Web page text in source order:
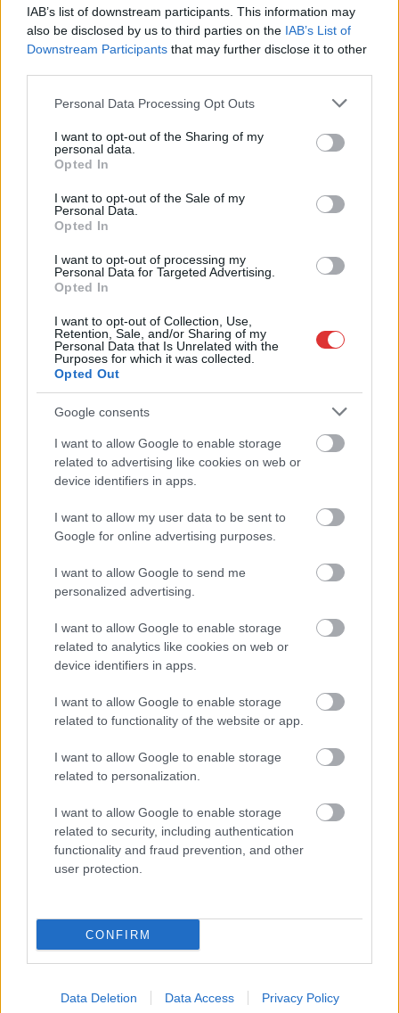
IAB’s list of downstream participants. This information may
also be disclosed by us to third parties on the IAB’s List of
Downstream Participants that may further disclose it to other
Please note that this website/app uses one or more Google
not limited to your visit or usage behaviour. You may click to
grant or deny consent to Google and its third-party tags to
use your data for below specified purposes in below Google
consent section.
Personal Data Processing Opt Outs
I want to opt-out of the Sharing of my
personal data.
Opted In
I want to opt-out of the Sale of my
Personal Data.
Opted In
I want to opt-out of processing my
Personal Data for Targeted Advertising.
Opted In
I want to opt-out of Collection, Use,
Retention, Sale, and/or Sharing of my
Personal Data that Is Unrelated with the
Purposes for which it was collected.
Opted Out
Google consents
I want to allow Google to enable storage
related to advertising like cookies on web or
device identifiers in apps.
I want to allow my user data to be sent to
Google for online advertising purposes.
I want to allow Google to send me
personalized advertising.
I want to allow Google to enable storage
related to analytics like cookies on web or
device identifiers in apps.
I want to allow Google to enable storage
related to functionality of the website or app.
I want to allow Google to enable storage
related to personalization.
I want to allow Google to enable storage
related to security, including authentication
functionality and fraud prevention, and other
user protection.
CONFIRM
Data Deletion Data Access Privacy Policy
a közoktatásban – például az iskolaigazgatók visszakapják
munkáltatói jogaikat
további üzemeltetését
Csendélet 5.0: alig balesetveszélyes lépcső és remek
állapotban levő buszmegálló mutatja, hogy Szolnok mennyire
élhető város
Napokon belül megválasztja az új köztársasági elnököt az
Kiterjedt tüzek pusztítanak az országban, köztük Karcagon
Harmadfokú hőségriasztás az országban: Szolnokon klímát
javítottak, helikoptereket is bevetettek a tüzeknél
A zárkában rosszul lett, elájult – ilyen körülményekről
számoltak be a szolnoki börtönből
Váratlan fennakadás borította fel a Szolnok–Kecskemét
vasútvonal közlekedését
A polgármester a szolnoki cégekhez fordult: több száz
elbocsátott dolgozón segítene
Csődbe ment a tószegi Accell Hunland, a hazai
kerékpárgyártás meghatározó szereplője
Egyszer fent, egyszer lent, így festett a Duna a két évvel
ezelőtti árvíz idején és így most – fotógyűjtemény
ugyanazokból a szögekből
Ilyenek eddig a tapasztalatok a vendégektől – a hőhullám
miatt ingyenes a strandolás Szolnokon
Nem biztató: a hétvégi kisebb felfrissülés után jövő héten
megint visszatér a forróság, újra rekkenő hőség jön, akár 38
Közzétették a szakértői állásfoglalást, a Fiumei úti fák
többsége szakszerűen már nem ápolható
A MÚOSZ sajtódíjának második helyét nyerte el a Borsod24 és
Tánccal, zeneszóval és vásárral telik meg Jászberény, indul a
Csángó Fesztivál
mezőtúri kórházban leállt a klíma